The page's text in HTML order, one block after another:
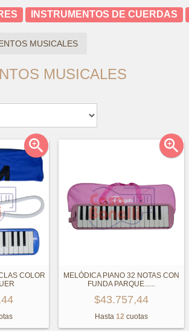
INSTRUMENTOS DE CUERDAS
MUSICALES
MUSICALES

COLOR

MELÓDICA PIANO 32 NOTAS CON
FUNDA PARQUE......
$43.757,44
Hasta 12 cuotas